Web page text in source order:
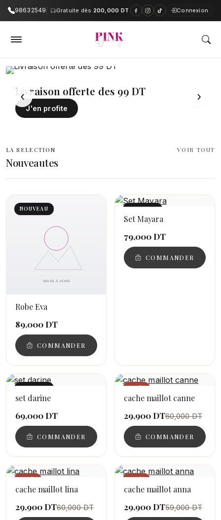
98632549 Gratuite dès 200,000 DT Connexion
PinkAndGrey — Boutique en
Livraison offerte des 99 DT
J'en profite
‹ ›
LA SELECTION
Nouveautes
VOIR TOUT
NOUVEAU
Robe Eva
89,000 DT
COMMANDER
NOUVEAU
Set Mayara
79,000 DT
COMMANDER
NOUVEAU
set darine
69,000 DT
COMMANDER
−50%
cache maillot canne
29,900 DT60,000 DT
COMMANDER
−50%
cache maillot lina
29,900 DT60,000 DT
−49%
cache maillot anna
29,900 DT59,000 DT